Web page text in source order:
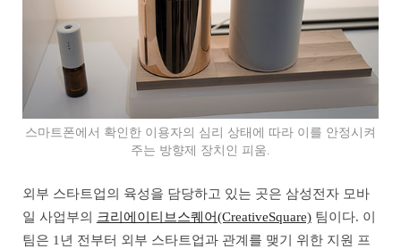
스마트폰에서 확인한 이용자의 심리 상태에 따라 이를 안정시켜
주는 방향제 장치인 피움.
외부 스타트업의 육성을 담당하고 있는 곳은 삼성전자 모바
일 사업부의 크리에이티브스퀘어(CreativeSquare)팀이다. 이
팀은 1년 전부터 외부 스타트업과 관계를 맺기 위한 지원 프